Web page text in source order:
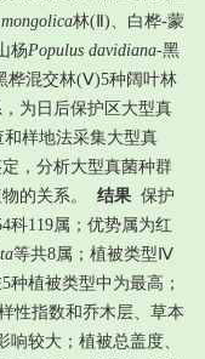
林(Ⅱ)、白桦-蒙
杨Populus davidiana-黑
混交林(Ⅴ)5种阔叶林
为日后保护区大型真
样地法采集大型真
，分析大型真菌种群
的关系。
结果 保护
科119属；优势属为红
等共8属；植被类型Ⅳ
种植被类型中为最高；
性指数和乔木层、草本
响较大；植被总盖度、